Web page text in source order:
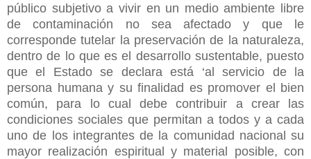
público subjetivo a vivir en un medio ambiente libre
de contaminación no sea afectado y que le
corresponde tutelar la preservación de la naturaleza,
dentro de lo que es el desarrollo sustentable, puesto
que el Estado se declara está ‘al servicio de la
persona humana y su finalidad es promover el bien
común, para lo cual debe contribuir a crear las
condiciones sociales que permitan a todos y a cada
uno de los integrantes de la comunidad nacional su
mayor realización espiritual y material posible, con